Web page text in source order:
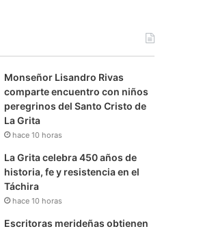
Monseñor Lisandro Rivas
comparte encuentro con niños
peregrinos del Santo Cristo de
La Grita
hace 10 horas
La Grita celebra 450 años de
historia, fe y resistencia en el
Táchira
hace 10 horas
Escritoras merideñas obtienen